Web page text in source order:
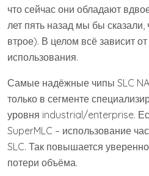
что сейчас они обладают
лет пять назад мы бы
втрое). В целом всё зависит
использования.
Самые надёжные чипы SLC
только в сегменте
уровня industrial/enterprise.
SuperMLC – использование
SLC. Так повышается
потери объёма.